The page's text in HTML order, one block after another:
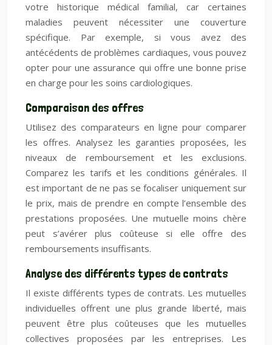
votre historique médical familial, car certaines
maladies peuvent nécessiter une couverture
spécifique. Par exemple, si vous avez des
antécédents de problèmes cardiaques, vous pouvez
opter pour une assurance qui offre une bonne prise
en charge pour les soins cardiologiques.
Comparaison des offres
Utilisez des comparateurs en ligne pour comparer
les offres. Analysez les garanties proposées, les
niveaux de remboursement et les exclusions.
Comparez les tarifs et les conditions générales. Il
est important de ne pas se focaliser uniquement sur
le prix, mais de prendre en compte l’ensemble des
prestations proposées. Une mutuelle moins chère
peut s’avérer plus coûteuse si elle offre des
remboursements insuffisants.
Analyse des différents types de contrats
Il existe différents types de contrats. Les mutuelles
individuelles offrent une plus grande liberté, mais
peuvent être plus coûteuses que les mutuelles
collectives proposées par les entreprises. Les